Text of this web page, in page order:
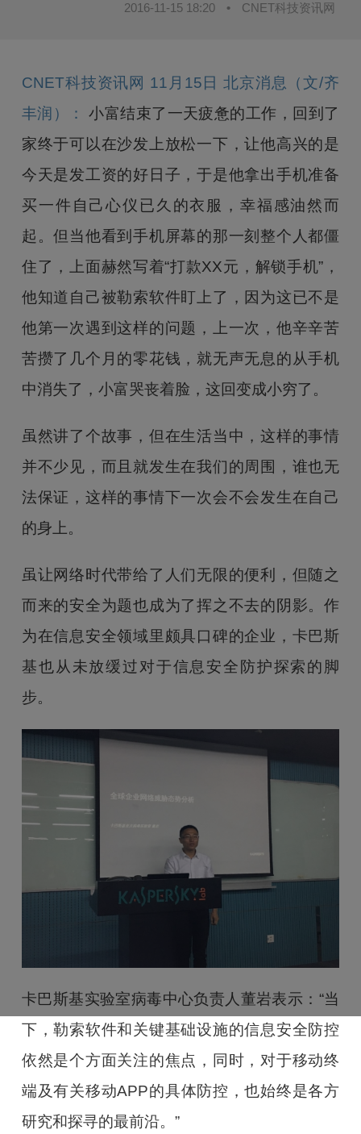
2016-11-15 18:20 • CNET科技资讯网
CNET科技资讯网 11月15日 北京消息（文/齐
丰润）：
小富结束了一天疲惫的工作，回到了
家终于可以在沙发上放松一下，让他高兴的是
今天是发工资的好日子，于是他拿出手机准备
买一件自己心仪已久的衣服，幸福感油然而
起。但当他看到手机屏幕的那一刻整个人都僵
住了，上面赫然写着“打款XX元，解锁手机”，
他知道自己被勒索软件盯上了，因为这已不是
他第一次遇到这样的问题，上一次，他辛辛苦
苦攒了几个月的零花钱，就无声无息的从手机
中消失了，小富哭丧着脸，这回变成小穷了。
虽然讲了个故事，但在生活当中，这样的事情
并不少见，而且就发生在我们的周围，谁也无
法保证，这样的事情下一次会不会发生在自己
的身上。
虽让网络时代带给了人们无限的便利，但随之
而来的安全为题也成为了挥之不去的阴影。作
为在信息安全领域里颇具口碑的企业，卡巴斯
基也从未放缓过对于信息安全防护探索的脚
步。
卡巴斯基实验室病毒中心负责人董岩表示：“当
下，勒索软件和关键基础设施的信息安全防控
依然是个方面关注的焦点，同时，对于移动终
端及有关移动APP的具体防控，也始终是各方
研究和探寻的最前沿。”